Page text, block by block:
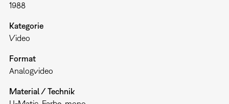
1988
Kategorie
Video
Format
Analogvideo
Material / Technik